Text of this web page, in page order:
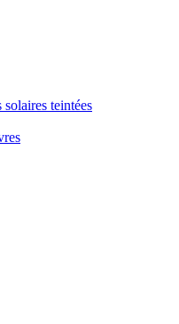
teintées